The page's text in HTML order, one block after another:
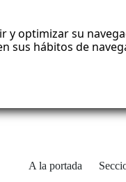
y optimizar su
sus hábitos de
A la portada